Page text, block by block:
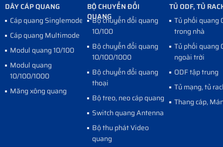
DÂY CÁP QUANG
Cáp quang Singlemode
Cáp quang Multimode
Modul quang 10/100
Modul quang
10/100/1000
Măng xông quang
BỘ CHUYỂN ĐỔI
QUANG
Bộ chuyển đổi quang
10/100
Bộ chuyển đổi quang
10/100/1000
Bộ chuyển đổi quang
thoại
Bộ treo, neo cáp quang
Switch quang Antenna
Bộ thu phát Video
quang
TỦ ODF, TỦ
Tủ phối quang
trong nhà
Tủ phối quang
ngoài trời
ODF tập trung
Tủ mạng, tủ
Thang cáp,